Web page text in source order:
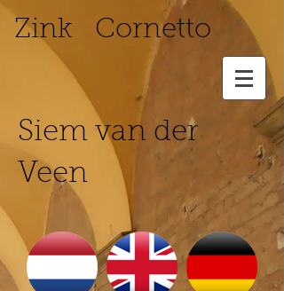
Zink Cornetto
Siem van der
Veen